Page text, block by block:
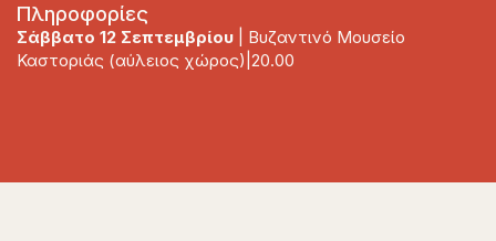
Πληροφορίες
Σάββατο 12 Σεπτεμβρίου | Βυζαντινό Μουσείο
Καστοριάς (αύλειος χώρος)|20.00